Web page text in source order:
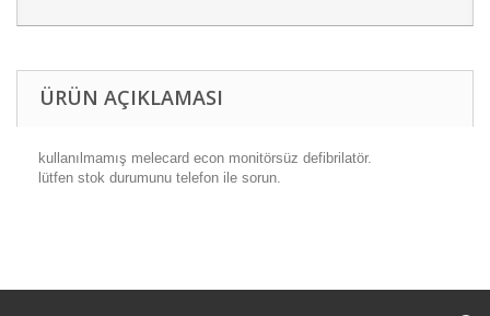
ÜRÜN AÇIKLAMASI
kullanılmamış melecard econ monitörsüz defibrilatör.
lütfen stok durumunu telefon ile sorun.